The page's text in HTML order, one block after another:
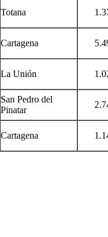
Totana
Cartagena
La Unión
San Pedro del
Pinatar
Cartagena